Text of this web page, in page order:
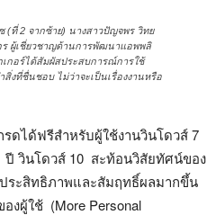
(ที่ 2 จากซ้าย) นางสาวปัญจพร วิทย
ผู้เชี่ยวชาญด้านการพัฒนาแอพพลิ
เกอร์ได้สัมผัสประสบการณ์การใช้
งที่ชื่นชอบ ไม่ว่าจะเป็นเรื่องงานหรือ
ดได้ฟรีสำหรับผู้ใช้งานวินโดวส์ 7
ปี วินโดวส์ 10 สะท้อนวิสัยทัศน์ของ
ระสิทธิภาพและสัมฤทธิ์ผลมากขึ้น
งผู้ใช้ (More Personal